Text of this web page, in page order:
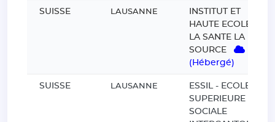
SUISSE LAUSANNE
INSTITUT ET
HAUTE ECOLE DE
LA SANTE LA
SOURCE
(Hébergé)
SUISSE LAUSANNE
ESSIL - ECOLE
SUPERIEURE
SOCIALE